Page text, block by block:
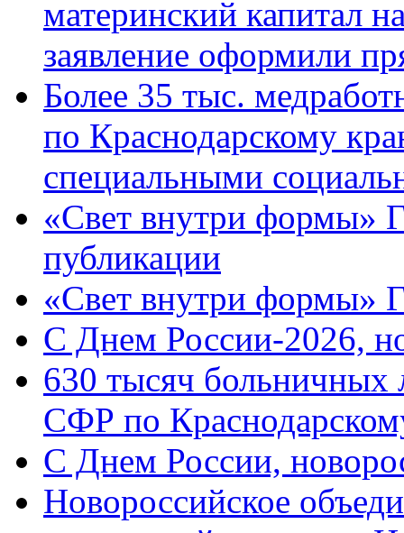
материнский капитал
заявление оформили
Более 35 тыс.
по Краснодарскому
специальными
«Свет внутри формы»
публикации
«Свет внутри формы»
C Днем России-2026,
630 тысяч больничных
СФР по
C Днем России,
Новороссийское